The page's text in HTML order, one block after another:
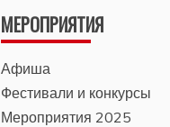
МЕРОПРИЯТИЯ
Афиша
Фестивали и конкурсы
Мероприятия 2025